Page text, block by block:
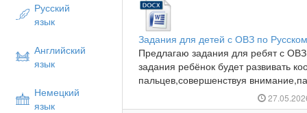
Русский
язык
Английский
язык
Немецкий
язык
Задания для детей с ОВЗ по
Предлагаю задания для ребят с
задания ребёнок будет развивать
пальцев,совершенствуя